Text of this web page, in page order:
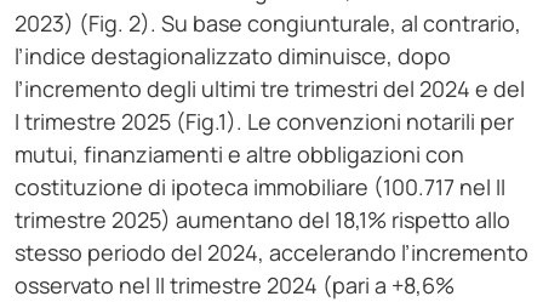
2023) (Fig. 2). Su base congiunturale, al contrario,
l’indice destagionalizzato diminuisce, dopo
l’incremento degli ultimi tre trimestri del 2024 e del
I trimestre 2025 (Fig.1). Le convenzioni notarili per
mutui, finanziamenti e altre obbligazioni con
costituzione di ipoteca immobiliare (100.717 nel II
trimestre 2025) aumentano del 18,1% rispetto allo
stesso periodo del 2024, accelerando l’incremento
osservato nel II trimestre 2024 (pari a +8,6%